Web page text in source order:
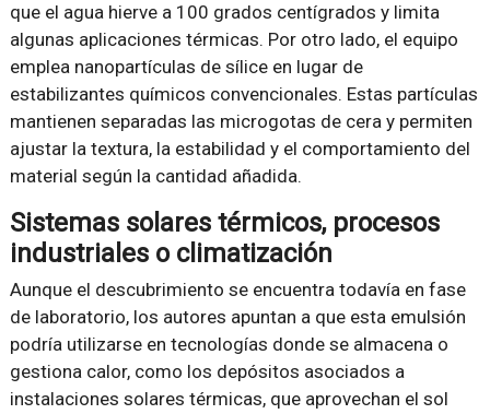
que el agua hierve a 100 grados centígrados y limita
algunas aplicaciones térmicas. Por otro lado, el equipo
emplea nanopartículas de sílice en lugar de
estabilizantes químicos convencionales. Estas partículas
mantienen separadas las microgotas de cera y permiten
ajustar la textura, la estabilidad y el comportamiento del
material según la cantidad añadida.
Sistemas solares térmicos, procesos
industriales o climatización
Aunque el descubrimiento se encuentra todavía en fase
de laboratorio, los autores apuntan a que esta emulsión
podría utilizarse en tecnologías donde se almacena o
gestiona calor, como los depósitos asociados a
instalaciones solares térmicas, que aprovechan el sol